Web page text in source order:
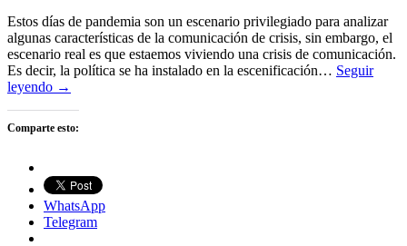
Estos días de pandemia son un escenario privilegiado para analizar
algunas características de la comunicación de crisis, sin embargo, el
escenario real es que estaemos viviendo una crisis de comunicación.
Es decir, la política se ha instalado en la escenificación… Seguir
leyendo →
Comparte esto:
WhatsApp
Telegram